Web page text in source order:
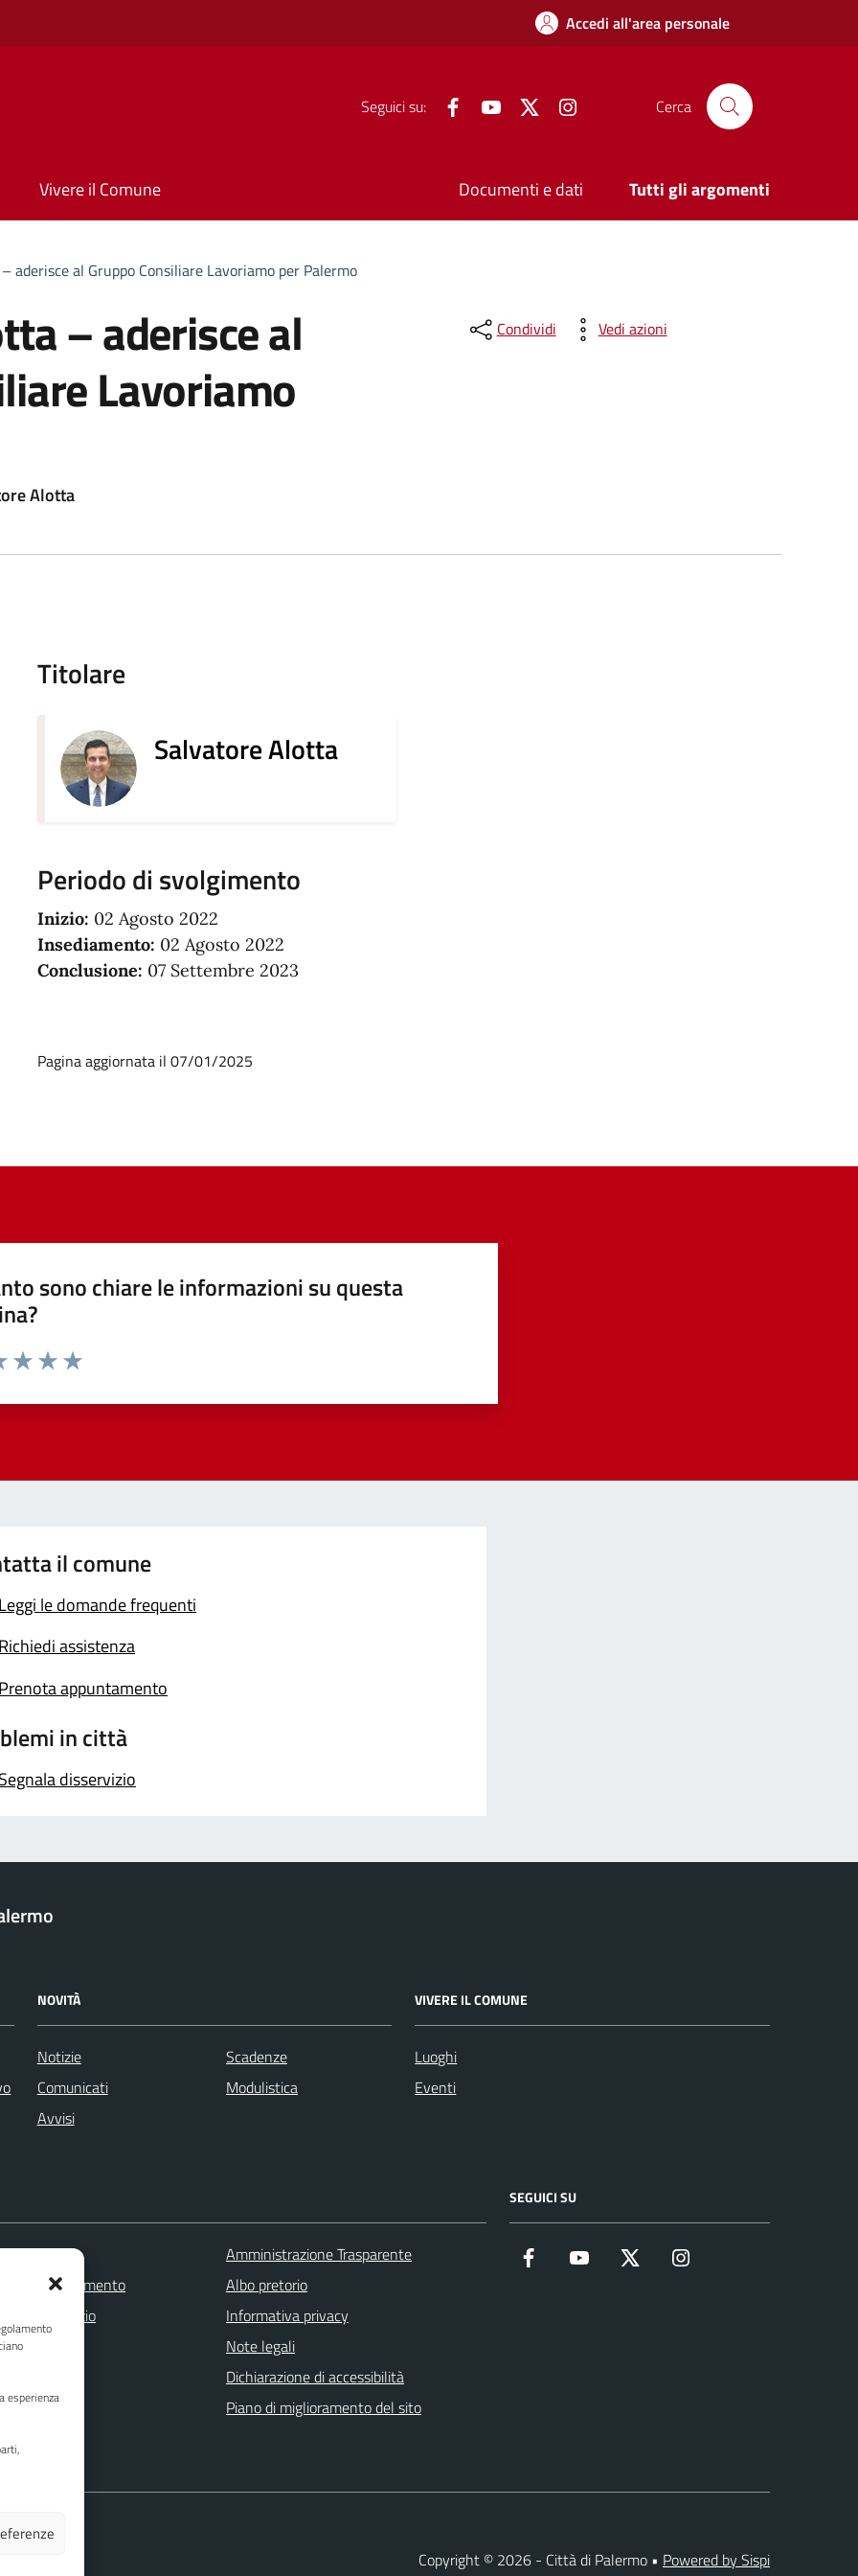
esperienza
Accedi all'area personale
Seguici su: FacebookYouTube Twitter Cerca
Vivere il Comune Documenti e dati Tutti gli argomenti
aderisce al Gruppo Consiliare Lavoriamo per Palermo
– aderisce al
Lavoriamo
Alotta
Condividi Vedi azioni
Titolare
Salvatore Alotta
Periodo di svolgimento
Inizio: 02 Agosto 2022
Insediamento: 02 Agosto 2022
Conclusione: 07 Settembre 2023
Pagina aggiornata il 07/01/2025
sono chiare le informazioni su questa
il comune
le domande frequenti
assistenza
appuntamento
in città
disservizio
NOVITÀ
Notizie
Comunicati
Avvisi
Scadenze
Modulistica
VIVERE IL COMUNE
Luoghi
Eventi
appuntamento
disservizio
Amministrazione Trasparente
Albo pretorio
Informativa privacy
Note legali
Dichiarazione di accessibilità
Piano di miglioramento del sito
SEGUICI SU
Facebook YouTube Twitter
Copyright © 2026 - Città di Palermo • Powered by Sispi